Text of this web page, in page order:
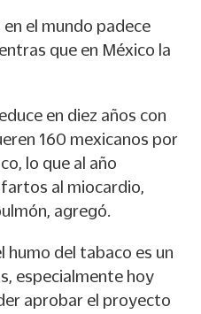
el mundo padece
que en México la
en diez años con
160 mexicanos por
lo que al año
al miocardio,
agregó.
humo del tabaco es un
especialmente hoy
aprobar el proyecto